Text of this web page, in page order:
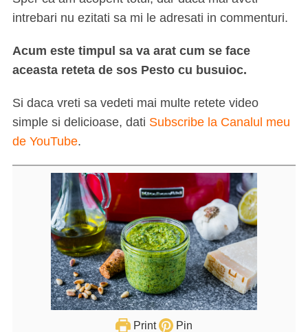
intrebari nu ezitati sa mi le adresati in commenturi.
Acum este timpul sa va arat cum se face
aceasta reteta de sos Pesto cu busuioc.
Si daca vreti sa vedeti mai multe retete video
simple si delicioase, dati Subscribe la Canalul meu
de YouTube.
Print Pin